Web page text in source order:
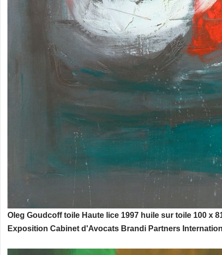
Oleg Goudcoff toile Haute lice 1997 huile sur toile 100 x
Exposition Cabinet d'Avocats Brandi Partners